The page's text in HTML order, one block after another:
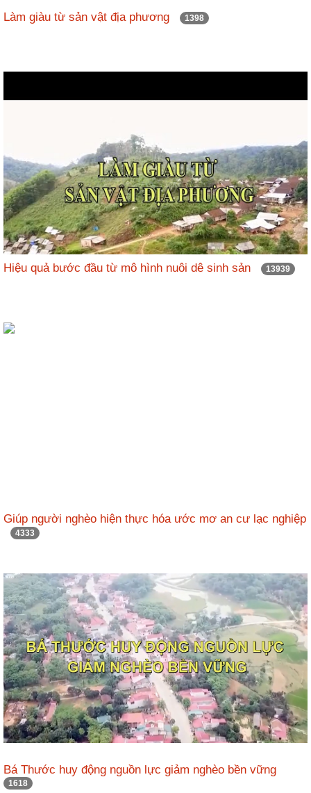
Làm giàu từ sản vật địa phương 1398
Hiệu quả bước đầu từ mô hình nuôi dê sinh sản 13939
Giúp người nghèo hiện thực hóa ước mơ an cư lạc nghiệp
4333
Bá Thước huy động nguồn lực giảm nghèo bền vững
1618